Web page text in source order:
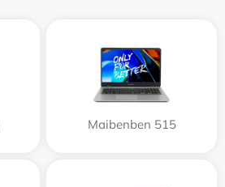
Maibenben 515